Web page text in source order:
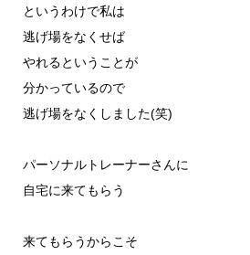
というわけで私は
逃げ場をなくせば
やれるということが
分かっているので
逃げ場をなくしました(笑)
パーソナルトレーナーさんに
自宅に来てもらう
来てもらうからこそ